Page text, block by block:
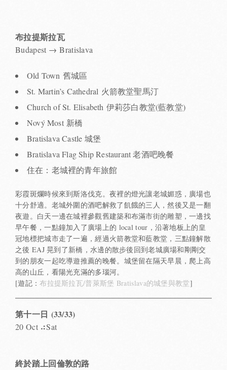
布拉提斯拉瓦
Budapest → Bratislava
Old Town 舊城區
St. Martin’s Cathedral 火箭教堂聖馬汀
Church of St. Elisabeth 伊莉莎白教堂(藍教堂)
Nový Most 新橋
Bratislava Castle 城堡
Bratislava Flag Ship Restaurant 老酒吧晚餐
住在：老城裡的青年旅館
彩霞斑爛時候來到斯洛伐克。夜裡的燈光讓老城媚惑，廣場也
十分舒適。老城外圍的酒吧解救了飢餓的三人，然後又是一翻
夜遊。白天一邊在城裡參觀舊建築和布滿市街的雕塑，一邊找
早午餐，一點鐘加入了廣場上的 local tour，沿著地板上的皇
冠地標把城市走了一遍，經過火箭教堂和藍教堂，三點鐘解散
之後 EAJ 晃到了新橋，水邊的散步後回到老城廣場和剛剛交
到的朋友一起吃導遊推薦的晚餐。城堡留在隔天早晨，爬上高
高的山丘，看陽光充滿的多瑙河。
[遊記：布拉提斯拉瓦/普萊斯堡 Bratislava的城堡與教堂]
第十一日 (33/33)
20 Oct ⠴Sat
終於踏上回倫敦的路